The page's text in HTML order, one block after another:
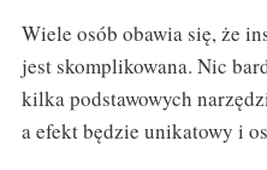
Wiele osób obawia się, że
jest skomplikowana. Nic
kilka podstawowych
a efekt będzie unikatowy i